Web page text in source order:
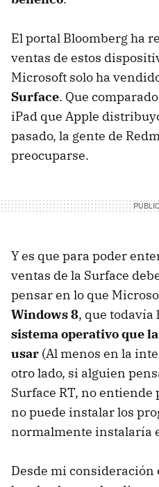
El portal Bloomberg ha
ventas de estos
Microsoft solo ha
Surface. Que
iPad que Apple
pasado, la gente de
preocuparse.
Y es que para poder
ventas de la Surface
pensar en lo que
Windows 8, que todavía
sistema operativo que
usar (Al menos en la
otro lado, si alguien
Surface RT, no entiende
no puede instalar los
normalmente instalaría
Desde mi consideración